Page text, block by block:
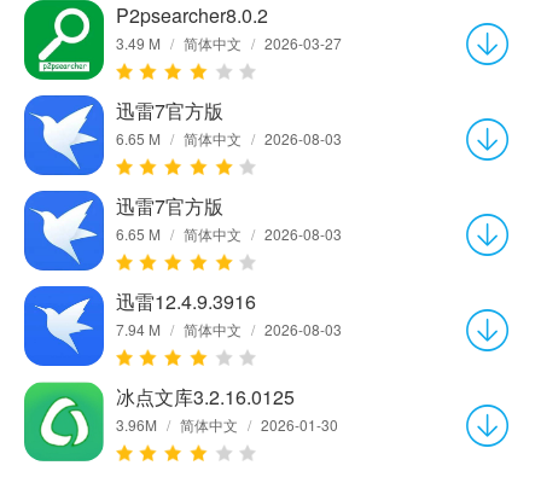
P2psearcher8.0.2
3.49 M / 简体中文 / 2026-03-27
迅雷7官方版
6.65 M / 简体中文 / 2026-08-03
迅雷7官方版
6.65 M / 简体中文 / 2026-08-03
迅雷12.4.9.3916
7.94 M / 简体中文 / 2026-08-03
冰点文库3.2.16.0125
3.96M / 简体中文 / 2026-01-30